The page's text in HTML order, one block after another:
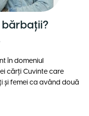
bărbații?
în domeniul
cărți Cuvinte care
și femei ca având două